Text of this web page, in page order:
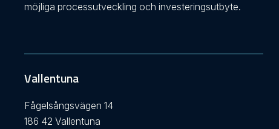
möjliga processutveckling och investeringsutbyte.
Vallentuna
Fågelsångsvägen 14
186 42 Vallentuna